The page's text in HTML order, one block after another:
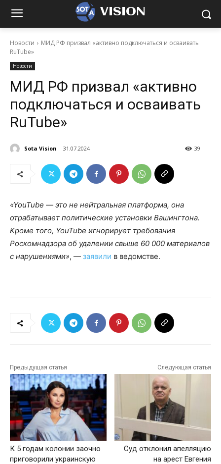
VISION
Новости
МИД РФ призвал «активно подключаться и осваивать
RuTube»
Новости
МИД РФ призвал «активно
подключаться и осваивать
RuTube»
Sota Vision 31.07.2024 39
«YouTube — это не нейтральная платформа, она
отрабатывает политические установки Вашингтона.
Кроме того, YouTube игнорирует требования
Роскомнадзора об удалении свыше 60 000 материалов
с нарушениями», — заявили в ведомстве.
Предыдущая статья
К 5 годам колонии заочно
приговорили украинскую
Следующая статья
Суд отклонил апелляцию
на арест Евгения